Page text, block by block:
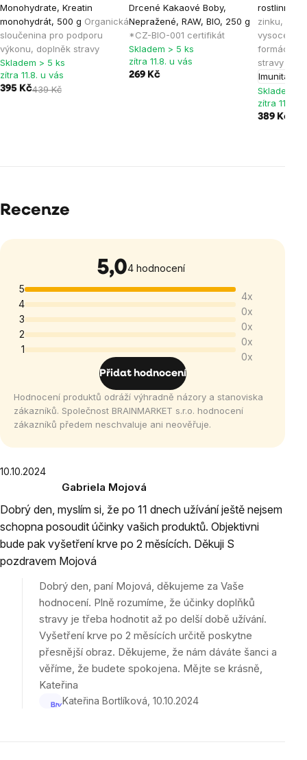
Monohydrate, Kreatin
monohydrát, 500 g Organická
sloučenina pro podporu
výkonu, doplněk stravy
Skladem > 5 ks
zítra 11.8. u vás
395 Kč439 Kč
Drcené Kakaové Boby,
Nepražené, RAW, BIO, 250 g
*CZ-BIO-001 certifikát
Skladem > 5 ks
zítra 11.8. u vás
269 Kč
zinku,
vysoce
formách,
stravy
Imunita
Skladem >
zítra 11.8. u
389 Kč
Recenze
5,0Průměrné
hodnocení
produktu
je
5,0
z
5
4 hodnocení
5
4x
4
0x
3
0x
2
0x
1
0x
Přidat hodnocení
Hodnocení produktů odráží výhradně názory a stanoviska
zákazníků. Společnost BRAINMARKET s.r.o. hodnocení
zákazníků předem neschvaluje ani neověřuje.
Výpis
hodnoceníGabriela Mojová
produktu
je
5
z
hvězdiček.
10.10.2024
Dobrý den, myslím si, že po 11 dnech užívání ještě nejsem
schopna posoudit účinky vašich produktů. Objektivni
bude pak vyšetření krve po 2 měsících. Děkuji S
pozdravem Mojová
Kateřina Bortlíková 10.10.2024
Dobrý den, paní Mojová, děkujeme za Vaše
hodnocení. Plně rozumíme, že účinky doplňků
stravy je třeba hodnotit až po delší době užívání.
Vyšetření krve po 2 měsících určitě poskytne
přesnější obraz. Děkujeme, že nám dáváte šanci a
věříme, že budete spokojena. Mějte se krásně,
Kateřina